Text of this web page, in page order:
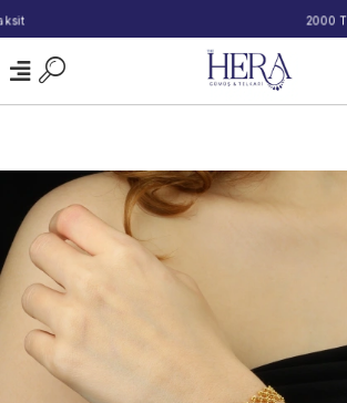
2000 TL ve Üzeri Alışverişlerde Kargo